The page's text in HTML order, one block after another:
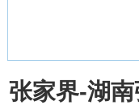
张家界-湖